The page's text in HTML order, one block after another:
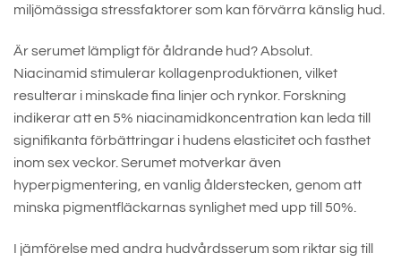
miljömässiga stressfaktorer som kan förvärra känslig hud.
Är serumet lämpligt för åldrande hud? Absolut.
Niacinamid stimulerar kollagenproduktionen, vilket
resulterar i minskade fina linjer och rynkor. Forskning
indikerar att en 5% niacinamidkoncentration kan leda till
signifikanta förbättringar i hudens elasticitet och fasthet
inom sex veckor. Serumet motverkar även
hyperpigmentering, en vanlig ålderstecken, genom att
minska pigmentfläckarnas synlighet med upp till 50%.
I jämförelse med andra hudvårdsserum som riktar sig till